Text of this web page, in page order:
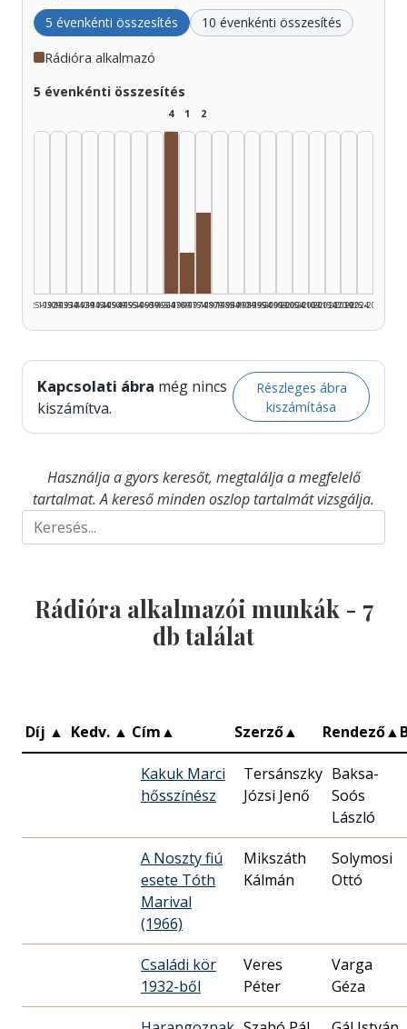
5 évenkénti összesítés 10 évenkénti összesítés
Rádióra alkalmazó
5 évenkénti összesítés
1925–1929
1930–1934
1935–1939
1940–1944
1945–1949
1950–1954
1955–1959
1960–1964
4
1965–1969
1
1970–1974
2
1975–1979
1980–1984
1985–1989
1990–1994
1995–1999
2000–2004
2005–2009
2010–2014
2015–2019
2020–2024
2025–2026
Kapcsolati ábra még nincs
kiszámítva.
Részleges ábra
kiszámítása
Használja a gyors keresőt, megtalálja a megfelelő
tartalmat. A kereső minden oszlop tartalmát vizsgálja.
Rádióra alkalmazói munkák - 7
db találat
Díj ▲ Kedv. ▲ Cím▲ Szerző▲ Rendező▲
Kakuk Marci
hősszínész
Tersánszky
Józsi Jenő
Baksa-
Soós
László
A Noszty fiú
esete Tóth
Marival
(1966)
Mikszáth
Kálmán
Solymosi
Ottó
Családi kör
1932-ből
Veres
Péter
Varga
Géza